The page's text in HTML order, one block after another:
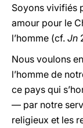
Soyons vivifiés
amour pour le
l’homme (cf. Jn
Nous voulons
l’homme de
ce pays qui
— par notre
religieux et les